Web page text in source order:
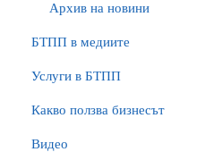
Архив на новини
БTПП в медиите
Услуги в БТПП
Какво ползва бизнесът
Видео